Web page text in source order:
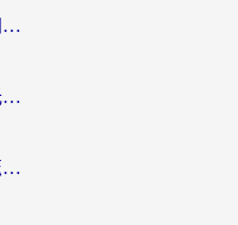
境外玩航海王热血航线用什么加速器？2026海外玩家实测最优方案（附欧洲问道堡垒前线加速技巧）
在异国他乡，寻找连接故土的光明大陆免费加速器
在海外玩坦克世界闪击战很卡怎么办？老玩家亲测有效的加速器选择指南